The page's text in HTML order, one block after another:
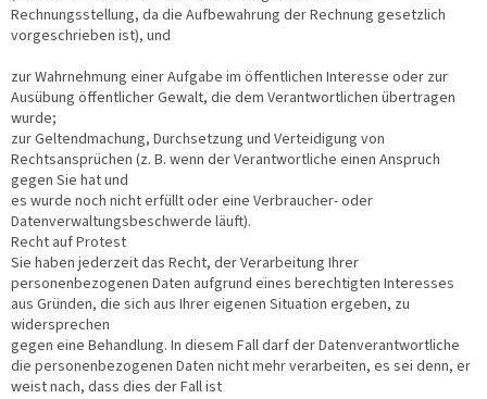
Rechnungsstellung, da die Aufbewahrung der Rechnung gesetzlich
vorgeschrieben ist), und
zur Wahrnehmung einer Aufgabe im öffentlichen Interesse oder zur
Ausübung öffentlicher Gewalt, die dem Verantwortlichen übertragen
wurde;
zur Geltendmachung, Durchsetzung und Verteidigung von
Rechtsansprüchen (z. B. wenn der Verantwortliche einen Anspruch
gegen Sie hat und
es wurde noch nicht erfüllt oder eine Verbraucher- oder
Datenverwaltungsbeschwerde läuft).
Recht auf Protest
Sie haben jederzeit das Recht, der Verarbeitung Ihrer
personenbezogenen Daten aufgrund eines berechtigten Interesses
aus Gründen, die sich aus Ihrer eigenen Situation ergeben, zu
widersprechen
gegen eine Behandlung. In diesem Fall darf der Datenverantwortliche
die personenbezogenen Daten nicht mehr verarbeiten, es sei denn, er
weist nach, dass dies der Fall ist